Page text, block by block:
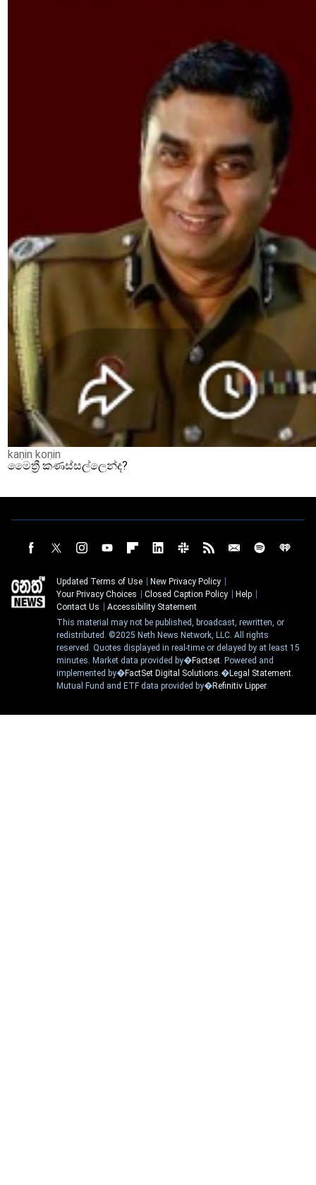
kaṇin koṇin
මෛත්‍රී කණස්සල්ලෙන්ද?
Updated Terms of Use
New Privacy Policy
Your Privacy Choices
Closed Caption Policy
Help
Contact Us
Accessibility Statement
This material may not be published, broadcast, rewritten, or
redistributed. ©2025 Neth News Network, LLC. All rights
reserved. Quotes displayed in real-time or delayed by at least 15
minutes. Market data provided by�Factset. Powered and
implemented by�FactSet Digital Solutions.�Legal Statement.
Mutual Fund and ETF data provided by�Refinitiv Lipper.